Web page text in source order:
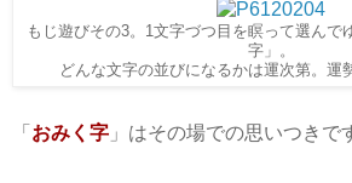
もじ遊びその3。1文字づつ目を瞑って選んで
字」。
どんな文字の並びになるかは運次第。運
「 おみく字 」はその場での思いつきで